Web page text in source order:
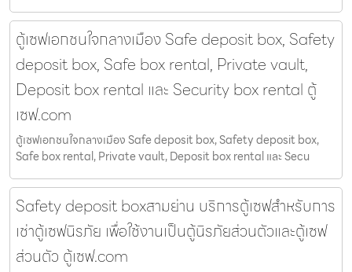
ตู้เซฟเอกชนใจกลางเมือง Safe deposit box, Safety
deposit box, Safe box rental, Private vault,
Deposit box rental และ Security box rental ตู้
เซฟ.com
ตู้เซฟเอกชนใจกลางเมือง Safe deposit box, Safety deposit box,
Safe box rental, Private vault, Deposit box rental และ Secu
Safety deposit boxสามย่าน บริการตู้เซฟสำหรับการ
เช่าตู้เซฟนิรภัย เพื่อใช้งานเป็นตู้นิรภัยส่วนตัวและตู้เซฟ
ส่วนตัว ตู้เซฟ.com